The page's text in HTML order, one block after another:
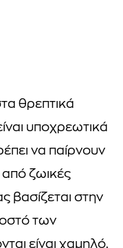
θρεπτικά
υποχρεωτικά
να παίρνουν
από ζωικές
βασίζεται στην
των
είναι χαμηλό.